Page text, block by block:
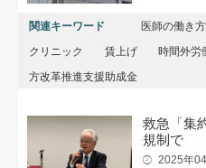
関連キーワード 医師の働き
クリニック
賃上げ 時間外労
方改革推進支援助成金
救急「集
規制で
2025年